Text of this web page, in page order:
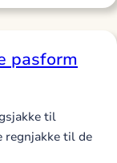
pasform
til
regnjakke til de